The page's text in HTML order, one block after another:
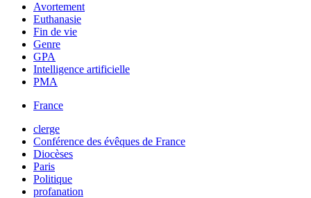
Avortement
Euthanasie
Fin de vie
Genre
GPA
Intelligence artificielle
PMA
France
clerge
Conférence des évêques de France
Diocèses
Paris
Politique
profanation